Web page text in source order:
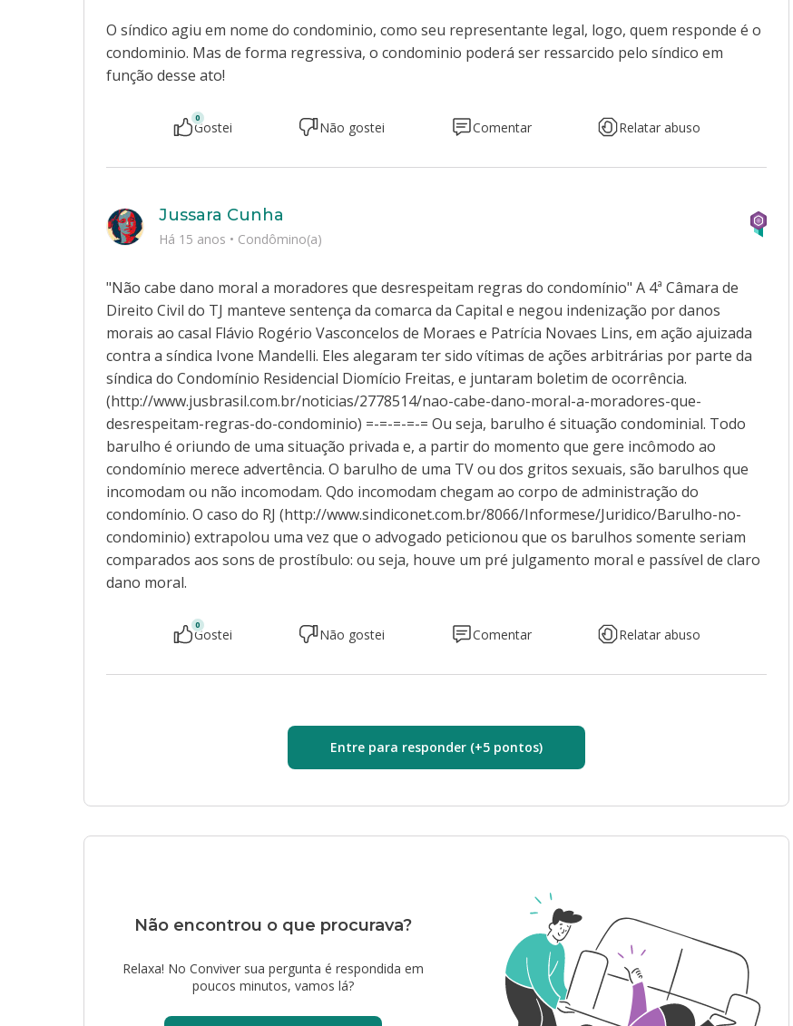
O síndico agiu em nome do condominio, como seu representante legal, logo, quem responde é o
condominio. Mas de forma regressiva, o condominio poderá ser ressarcido pelo síndico em
função desse ato!
0
Gostei Não gostei Comentar Relatar abuso
"Não cabe dano moral a moradores que desrespeitam regras do condomínio" A 4ª Câmara de
Direito Civil do TJ manteve sentença da comarca da Capital e negou indenização por danos
morais ao casal Flávio Rogério Vasconcelos de Moraes e Patrícia Novaes Lins, em ação ajuizada
contra a síndica Ivone Mandelli. Eles alegaram ter sido vítimas de ações arbitrárias por parte da
síndica do Condomínio Residencial Diomício Freitas, e juntaram boletim de ocorrência.
(http://www.jusbrasil.com.br/noticias/2778514/nao-cabe-dano-moral-a-moradores-que-
desrespeitam-regras-do-condominio) =-=-=-=-= Ou seja, barulho é situação condominial. Todo
barulho é oriundo de uma situação privada e, a partir do momento que gere incômodo ao
condomínio merece advertência. O barulho de uma TV ou dos gritos sexuais, são barulhos que
incomodam ou não incomodam. Qdo incomodam chegam ao corpo de administração do
condomínio. O caso do RJ (http://www.sindiconet.com.br/8066/Informese/Juridico/Barulho-no-
condominio) extrapolou uma vez que o advogado peticionou que os barulhos somente seriam
comparados aos sons de prostíbulo: ou seja, houve um pré julgamento moral e passível de claro
dano moral.
Jussara Cunha
Há 15 anos • Condômino(a)
0
Gostei Não gostei Comentar Relatar abuso
Entre para responder (+5 pontos)
Não encontrou o que procurava?
Relaxa! No Conviver sua pergunta é respondida em
poucos minutos, vamos lá?